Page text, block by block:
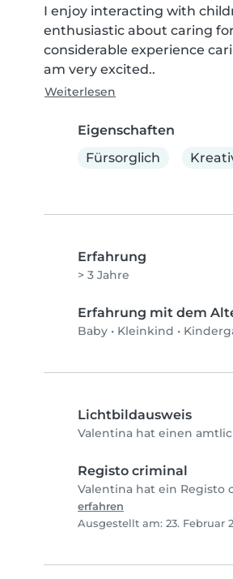
I enjoy interacting with
enthusiastic about caring
considerable experience
am very excited..
Weiterlesen
Eigenschaften
Fürsorglich
Erfahrung
> 3 Jahre
Erfahrung mit dem
Baby • Kleinkind •
Lichtbildausweis
Valentina hat einen
Registo criminal
Valentina hat ein Registo
erfahren
Ausgestellt am: 23. Februar